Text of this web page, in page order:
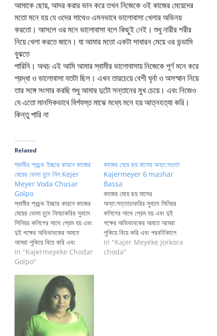
আমাকে ছোয়, আদর করার ভান করে তখন নিজেকে ওই কাজের মেয়েদের
মতো মনে হয় যে ওদের সাথেও এমনভাবে ভালোবাসা খেলার অভিনয়
করতো। আসলে ওর মনে ভালোবাসা বলে কিছুই নেই। শুধু নারীর শরীর
নিয়ে খেলা করতে জানে। যা আমার মতো একটা সাধারন মেয়ে ওর ভন্ডামি
বুঝতে
পারিনি। অথচ এই আমি আমার স্বামীর ভালোবাসায় নিজেকে পূর্ণ মনে করে
শ্রদ্ধা ও ভালোবাসা যতটা ছিল। এখন তারচেয়ে বেশী ঘৃর্না ও অসস্মান নিয়ে
তার সঙ্গে সংসার করছি শুধু আমার দুটো সন্তানের মুখ চেয়ে। এবং নিজেও
যে এতো মানসিকভাবে বির্পযস্ত মাঝে মধ্যে মনে হয় আত্নহত্যা করি।
কিন্তু পারি না
Related
স্বামীর প্রচন্ড ইচ্ছার কারনে কাজের
মেয়ের ভোদা চুদে নিল Kejer
Meyer Voda Chusar
Golpo
স্বামীর প্রচন্ড ইচ্ছার কারনে কাজের
মেয়ের ভোদা চুদে নিলচাকরির সুবাদে
সিনিয়র কলিগের সাথে প্রেম হয় এবং
দুই পক্ষের অভিভাবকের অমতে
আমরা লুকিয়ে বিয়ে করি এবং
পরবর্তিকালে আমাদের বাবা মাকে
নাজানিয়ে স্বামীর প্রচন্ড ইচ্ছার
থেকে না হলেও তারা আমাকে কোনো
রকমে মেনে নেন। শ্বশুড় –…
In "Kajermeyeke Chodar
Golpo"
কাজের মেয়ে ছয় মাসের অন্ত:সত্তা
Kajermeyer 6 mashar
Bassa
কাজের মেয়ে ছয় মাসের
অন্ত:সত্তাচাকরির সুবাদে সিনিয়র
কলিগের সাথে প্রেম হয় এবং দুই
পক্ষের অভিভাবকের অমতে আমরা
লুকিয়ে বিয়ে করি এবং পরবর্তিকালে
আমাদের বাবা মাকে নাজানিয়ে স্বামীর
প্রচন্ড ইচ্ছার কারনে তাদের বাসায়
In "Kajer Meyeke Jorkora
choda"